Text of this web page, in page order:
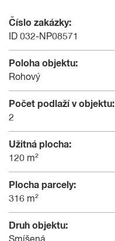
Číslo zakázky:
ID 032-NP08571
Poloha objektu:
Rohový
Počet podlaží v objektu:
2
Užitná plocha:
120 m²
Plocha parcely:
316 m²
Druh objektu: